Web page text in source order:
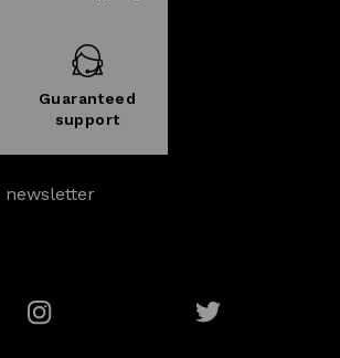
Guaranteed
support
newsletter